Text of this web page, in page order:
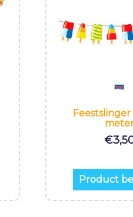
Feestslinger
€
Product